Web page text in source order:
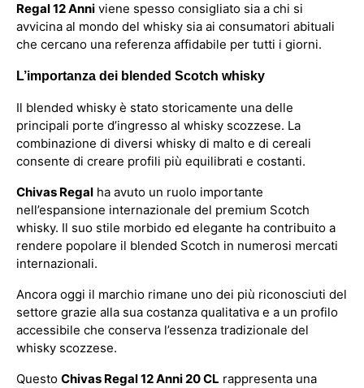
Regal 12 Anni viene spesso consigliato sia a chi si
avvicina al mondo del whisky sia ai consumatori abituali
che cercano una referenza affidabile per tutti i giorni.
L’importanza dei blended Scotch whisky
Il blended whisky è stato storicamente una delle
principali porte d’ingresso al whisky scozzese. La
combinazione di diversi whisky di malto e di cereali
consente di creare profili più equilibrati e costanti.
Chivas Regal ha avuto un ruolo importante
nell’espansione internazionale del premium Scotch
whisky. Il suo stile morbido ed elegante ha contribuito a
rendere popolare il blended Scotch in numerosi mercati
internazionali.
Ancora oggi il marchio rimane uno dei più riconosciuti del
settore grazie alla sua costanza qualitativa e a un profilo
accessibile che conserva l’essenza tradizionale del
whisky scozzese.
Questo Chivas Regal 12 Anni 20 CL rappresenta una